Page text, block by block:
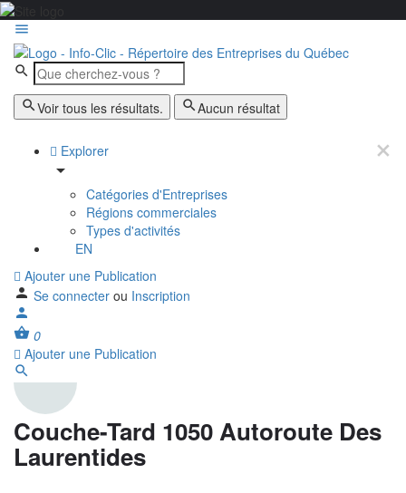
Voir tous les résultats. Aucun résultat
Explorer
Catégories d'Entreprises
Régions commerciales
Types d'activités
EN
Ajouter une Publication
Se connecter ou Inscription
0
Ajouter une Publication
Couche-Tard 1050 Autoroute Des
Laurentides